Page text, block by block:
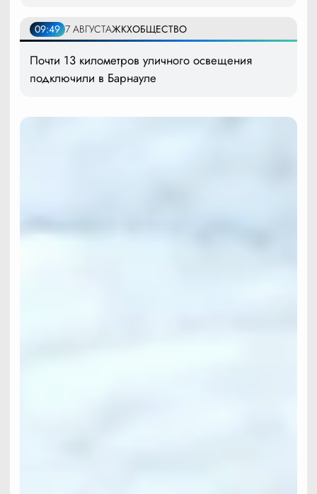
09:49 7 АВГУСТАЖКХОБЩЕСТВО
Почти 13 километров уличного освещения
подключили в Барнауле